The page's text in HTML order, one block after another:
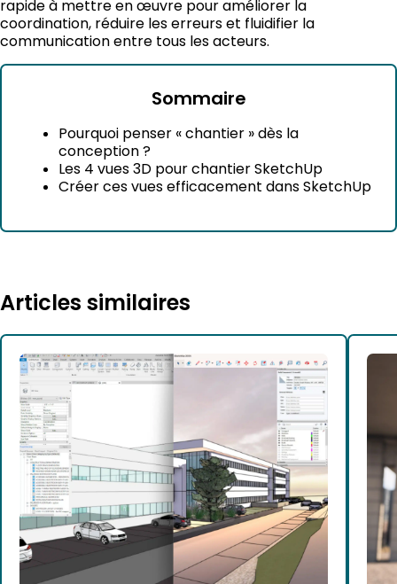
rapide à mettre en œuvre pour améliorer la
coordination, réduire les erreurs et fluidifier la
communication entre tous les acteurs.
Sommaire
Pourquoi penser « chantier » dès la
conception ?
Les 4 vues 3D pour chantier SketchUp
Créer ces vues efficacement dans SketchUp
Articles similaires